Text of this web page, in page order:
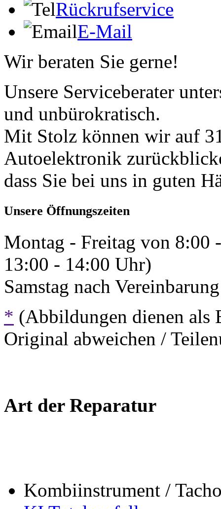
Rückrufservice
E-Mail
Wir beraten Sie gerne!
Unsere Serviceberater
und unbürokratisch.
Mit Stolz können wir auf
Autoelektronik
dass Sie bei uns in guten
Unsere Öffnungszeiten
Montag - Freitag von 8:00
13:00 - 14:00 Uhr)
Samstag nach
* (Abbildungen dienen als
Original abweichen /
Art der Reparatur
Kombiinstrument /